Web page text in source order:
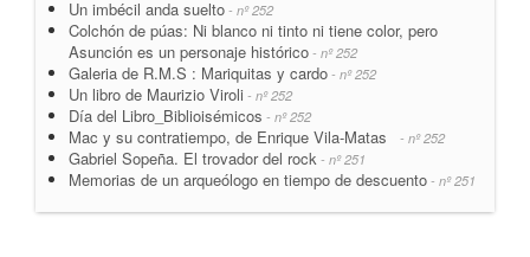
Un imbécil anda suelto - nº 252
Colchón de púas: Ni blanco ni tinto ni tiene color, pero
Asunción es un personaje histórico - nº 252
Galeria de R.M.S : Mariquitas y cardo - nº 252
Un libro de Maurizio Viroli - nº 252
Día del Libro_Biblioisémicos - nº 252
Mac y su contratiempo, de Enrique Vila-Matas - nº 252
Gabriel Sopeña. El trovador del rock - nº 251
Memorias de un arqueólogo en tiempo de descuento - nº 251